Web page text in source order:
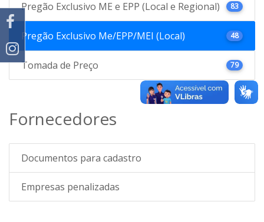
Pregão Exclusivo ME e EPP (Local e Regional) 83
Pregão Exclusivo Me/EPP/MEI (Local) 48
Tomada de Preço 79
Fornecedores
Documentos para cadastro
Empresas penalizadas